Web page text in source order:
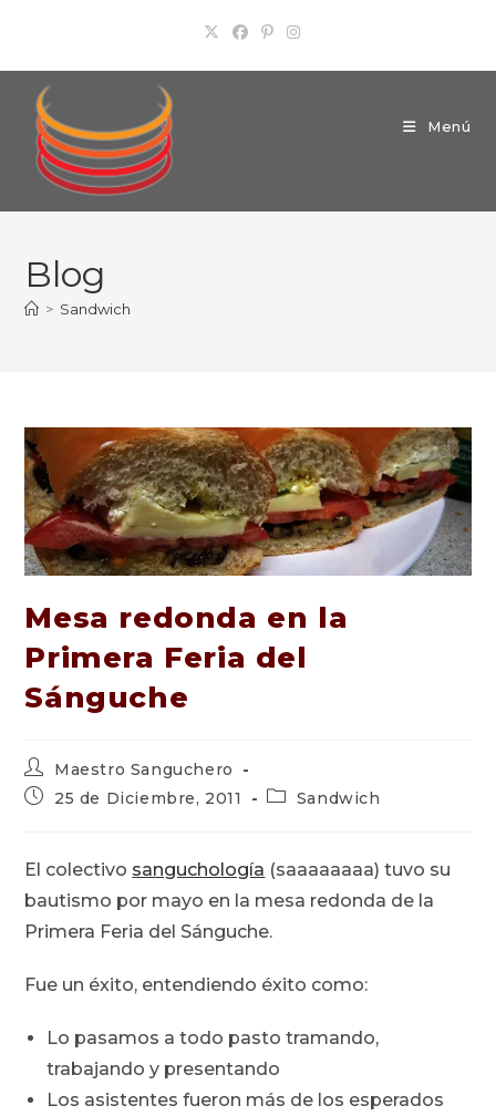
contenido
Menú
Blog
> Sandwich
Mesa redonda en la
Primera Feria del
Sánguche
Autor
de
la
Maestro Sanguchero
Publicación
entrada:
25 de Diciembre, 2011
Categoría
entrada:
Sandwich
El colectivo sanguchología (saaaaaaaa) tuvo su
bautismo por mayo en la mesa redonda de la
Primera Feria del Sánguche.
Fue un éxito, entendiendo éxito como:
Lo pasamos a todo pasto tramando,
trabajando y presentando
Los asistentes fueron más de los esperados